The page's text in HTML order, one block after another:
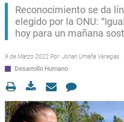
Reconocimiento se da
elegido por la ONU:
hoy para un mañana
9 de Marzo 2022 Por: Johan Umaña Venegas
Desarrollo Humano